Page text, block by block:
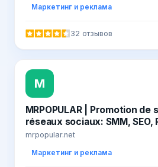
Маркетинг и реклама
32 отзывов
M
MRPOPULAR | Promotion de
réseaux sociaux: SMM, SEO,
mrpopular.net
Маркетинг и реклама